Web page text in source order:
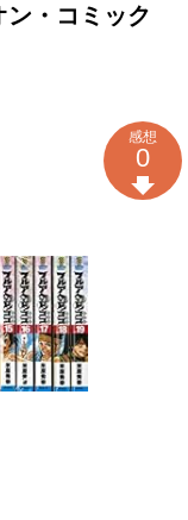
・コミック
感想
0